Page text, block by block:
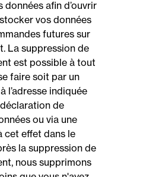
données afin d’ouvrir
vos données
futures sur
La suppression de
est possible à tout
faire soit par un
l’adresse indiquée
de
ou via une
cet effet dans le
la suppression de
nous supprimons